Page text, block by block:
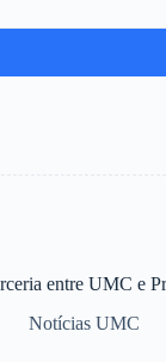
entre UMC e
Notícias UMC